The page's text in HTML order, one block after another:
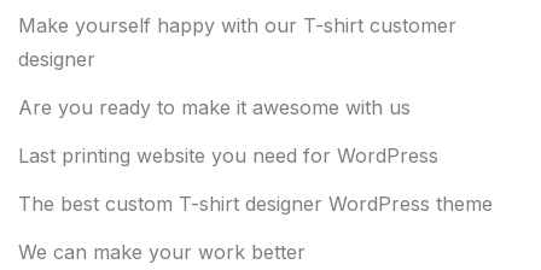
Make yourself happy with our T-shirt customer
designer
Are you ready to make it awesome with us
Last printing website you need for WordPress
The best custom T-shirt designer WordPress theme
We can make your work better